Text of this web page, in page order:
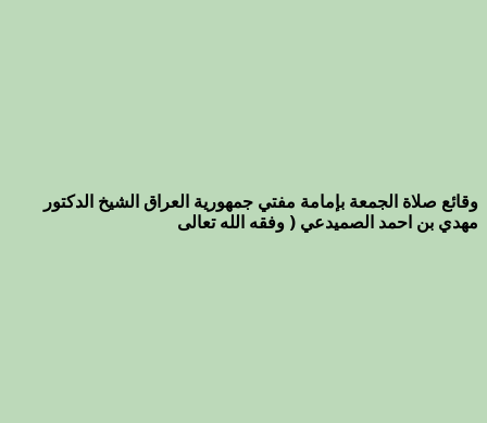
وقائع صلاة الجمعة بإمامة مفتي جمهورية العراق الشيخ الدكتور
مهدي بن احمد الصميدعي ( وفقه الله تعالى